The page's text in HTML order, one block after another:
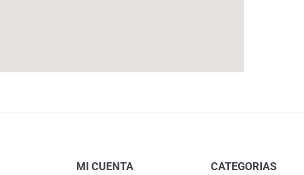
MI CUENTA CATEGORIAS